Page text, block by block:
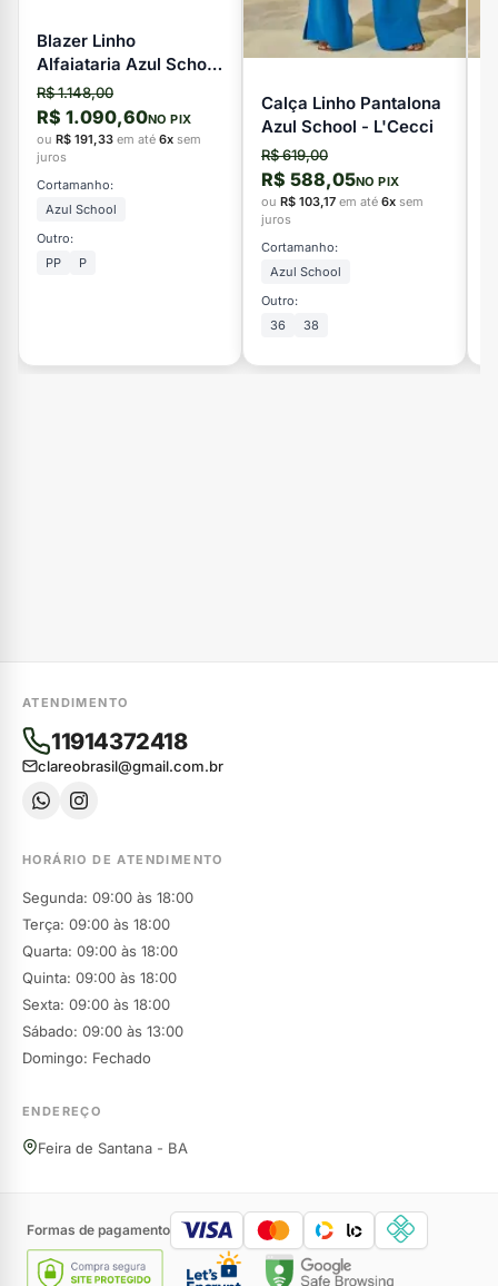
Blazer Linho
Alfaiataria Azul School
- L'Cecci
R$ 1.148,00
R$ 1.090,60NO PIX
ou R$ 191,33 em até 6x sem
juros
Cortamanho:
Azul School
Outro:
PP
P
Calça Linho Pantalona
Azul School - L'Cecci
R$ 619,00
R$ 588,05NO PIX
ou R$ 103,17 em até 6x sem
juros
Cortamanho:
Azul School
Outro:
36
38
ATENDIMENTO
11914372418
clareobrasil@gmail.com.br
HORÁRIO DE ATENDIMENTO
Segunda: 09:00 às 18:00
Terça: 09:00 às 18:00
Quarta: 09:00 às 18:00
Quinta: 09:00 às 18:00
Sexta: 09:00 às 18:00
Sábado: 09:00 às 13:00
Domingo: Fechado
ENDEREÇO
Feira de Santana - BA
Formas de pagamento